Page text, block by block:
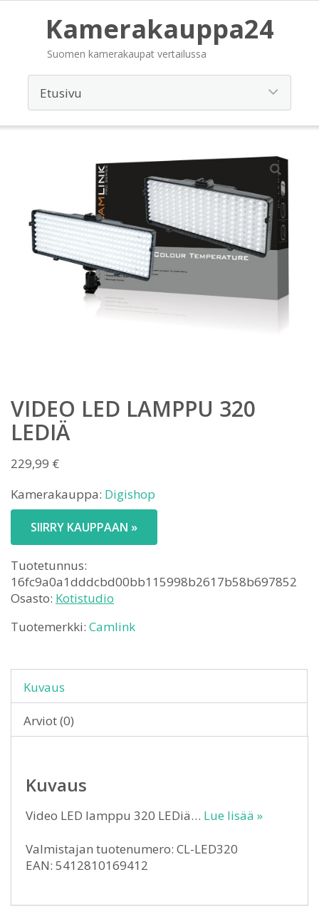
Kamerakauppa24
Suomen kamerakaupat vertailussa
VIDEO LED LAMPPU 320
LEDIÄ
229,99 €
Kamerakauppa: Digishop
SIIRRY KAUPPAAN »
Tuotetunnus:
16fc9a0a1dddcbd00bb115998b2617b58b697852
Osasto: Kotistudio
Tuotemerkki: Camlink
Kuvaus
Arviot (0)
Kuvaus
Video LED lamppu 320 LEDiä… Lue lisää »
Valmistajan tuotenumero: CL-LED320
EAN: 5412810169412